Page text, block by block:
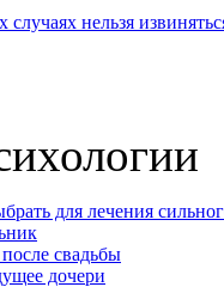
нельзя
для лечения
свадьбы
дочери